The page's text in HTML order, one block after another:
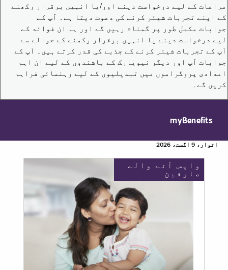
مراعات کے لیے درخواست دینے اور/یا انہیں برقرار رکھنے
کے اپنے تجربات شیئر کرنے کی دعوت دیتا ہے۔ آپ کے
جوابات مکمل طور پر گمنام رہیں گے اور ہم ان فوائد کے
لیے درخواست دینے یا انہیں برقرار رکھنے کے حوالے سے
آپ کے تجربات شیئر کرنے کے جذبے کی قدر کرتے ہیں۔ آپ کے
جوابات آپ اور دیگر نیویارک کے باشندوں کے لیے ان اہم
امدادی پروگراموں میں تبدیلیوں کے لیے رہنمائی فراہم
کریں گے۔
myBenefits
اتوار، 9 اگست، 2026
واپس آنے والے
صارفین